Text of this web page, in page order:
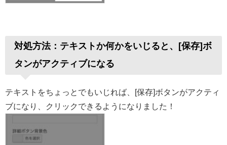
対処方法：テキストか何かをいじると、[保存]ボ
タンがアクティブになる
テキストをちょっとでもいじれば、[保存]ボタンがアクティ
ブになり、クリックできるようになりました！